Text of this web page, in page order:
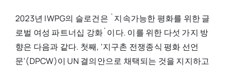
2023년 IWPG의 슬로건은 `지속가능한 평화를 위한 글
로벌 여성 파트너십 강화`이다. 이를 위한 다섯 가지 방
향은 다음과 같다. 첫째, ‘지구촌 전쟁종식 평화 선언
문’(DPCW)이 UN 결의안으로 채택되는 것을 지지하고